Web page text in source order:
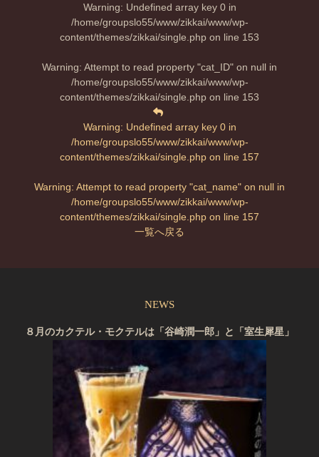
Warning: Undefined array key 0 in
/home/groupslo55/www/zikkai/www/wp-
content/themes/zikkai/single.php on line 153
Warning: Attempt to read property "cat_ID" on null in
/home/groupslo55/www/zikkai/www/wp-
content/themes/zikkai/single.php on line 153
Warning: Undefined array key 0 in
/home/groupslo55/www/zikkai/www/wp-
content/themes/zikkai/single.php on line 157
Warning: Attempt to read property "cat_name" on null in
/home/groupslo55/www/zikkai/www/wp-
content/themes/zikkai/single.php on line 157
一覧へ戻る
NEWS
８月のカクテル・モクテルは「谷崎潤一郎」と「室生犀星」